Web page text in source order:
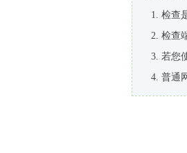
检查
检查
若您
普通